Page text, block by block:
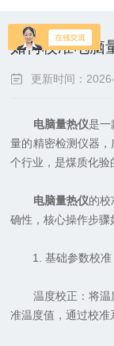
如何校准电脑
更新时间：
电脑量热仪是一
量的精密检测仪器
个行业，是煤质化验
电脑量热仪的校
确性，核心操作步骤
1. 基础参数校准
温度校正‌：将温
准温度值，通过校准